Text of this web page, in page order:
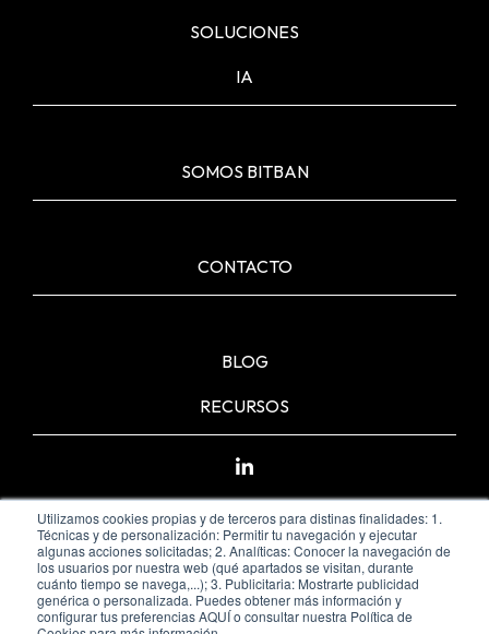
Utilizamos cookies propias y de terceros para distinas finalidades: 1.
Técnicas y de personalización: Permitir tu navegación y ejecutar
algunas acciones solicitadas; 2. Analíticas: Conocer la navegación de
los usuarios por nuestra web (qué apartados se visitan, durante
cuánto tiempo se navega,...); 3. Publicitaria: Mostrarte publicidad
genérica o personalizada. Puedes obtener más información y
configurar tus preferencias AQUÍ o consultar nuestra Política de
SOLUCIONES
IA
SOMOS BITBAN
CONTACTO
BLOG
RECURSOS